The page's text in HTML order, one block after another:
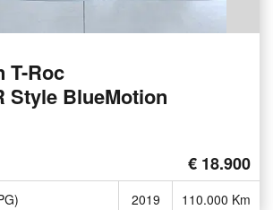
T-Roc
Style BlueMotion
€ 18.900
2019 110.000 Km